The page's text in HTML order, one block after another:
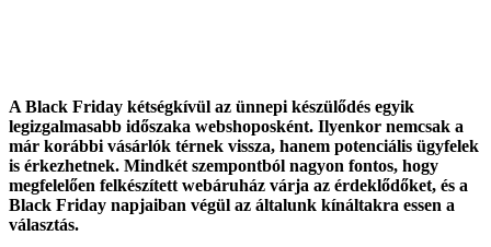
A Black Friday kétségkívül az ünnepi készülődés egyik
legizgalmasabb időszaka webshoposként. Ilyenkor nemcsak a
már korábbi vásárlók térnek vissza, hanem potenciális ügyfelek
is érkezhetnek. Mindkét szempontból nagyon fontos, hogy
megfelelően felkészített webáruház várja az érdeklődőket, és a
Black Friday napjaiban végül az általunk kínáltakra essen a
választás.